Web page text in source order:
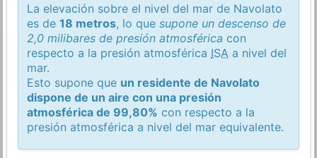
La elevación sobre el nivel del mar de Navolato
es de18 metros, lo quesupone un descenso de
2,0 milibares de presión atmosférica con
respecto a la presión atmosférica ISA a nivel del
mar.
Esto supone que un residente de Navolato
dispone de un aire con una presión
atmosférica de 99,80% con respecto a la
presión atmosférica a nivel del mar equivalente.